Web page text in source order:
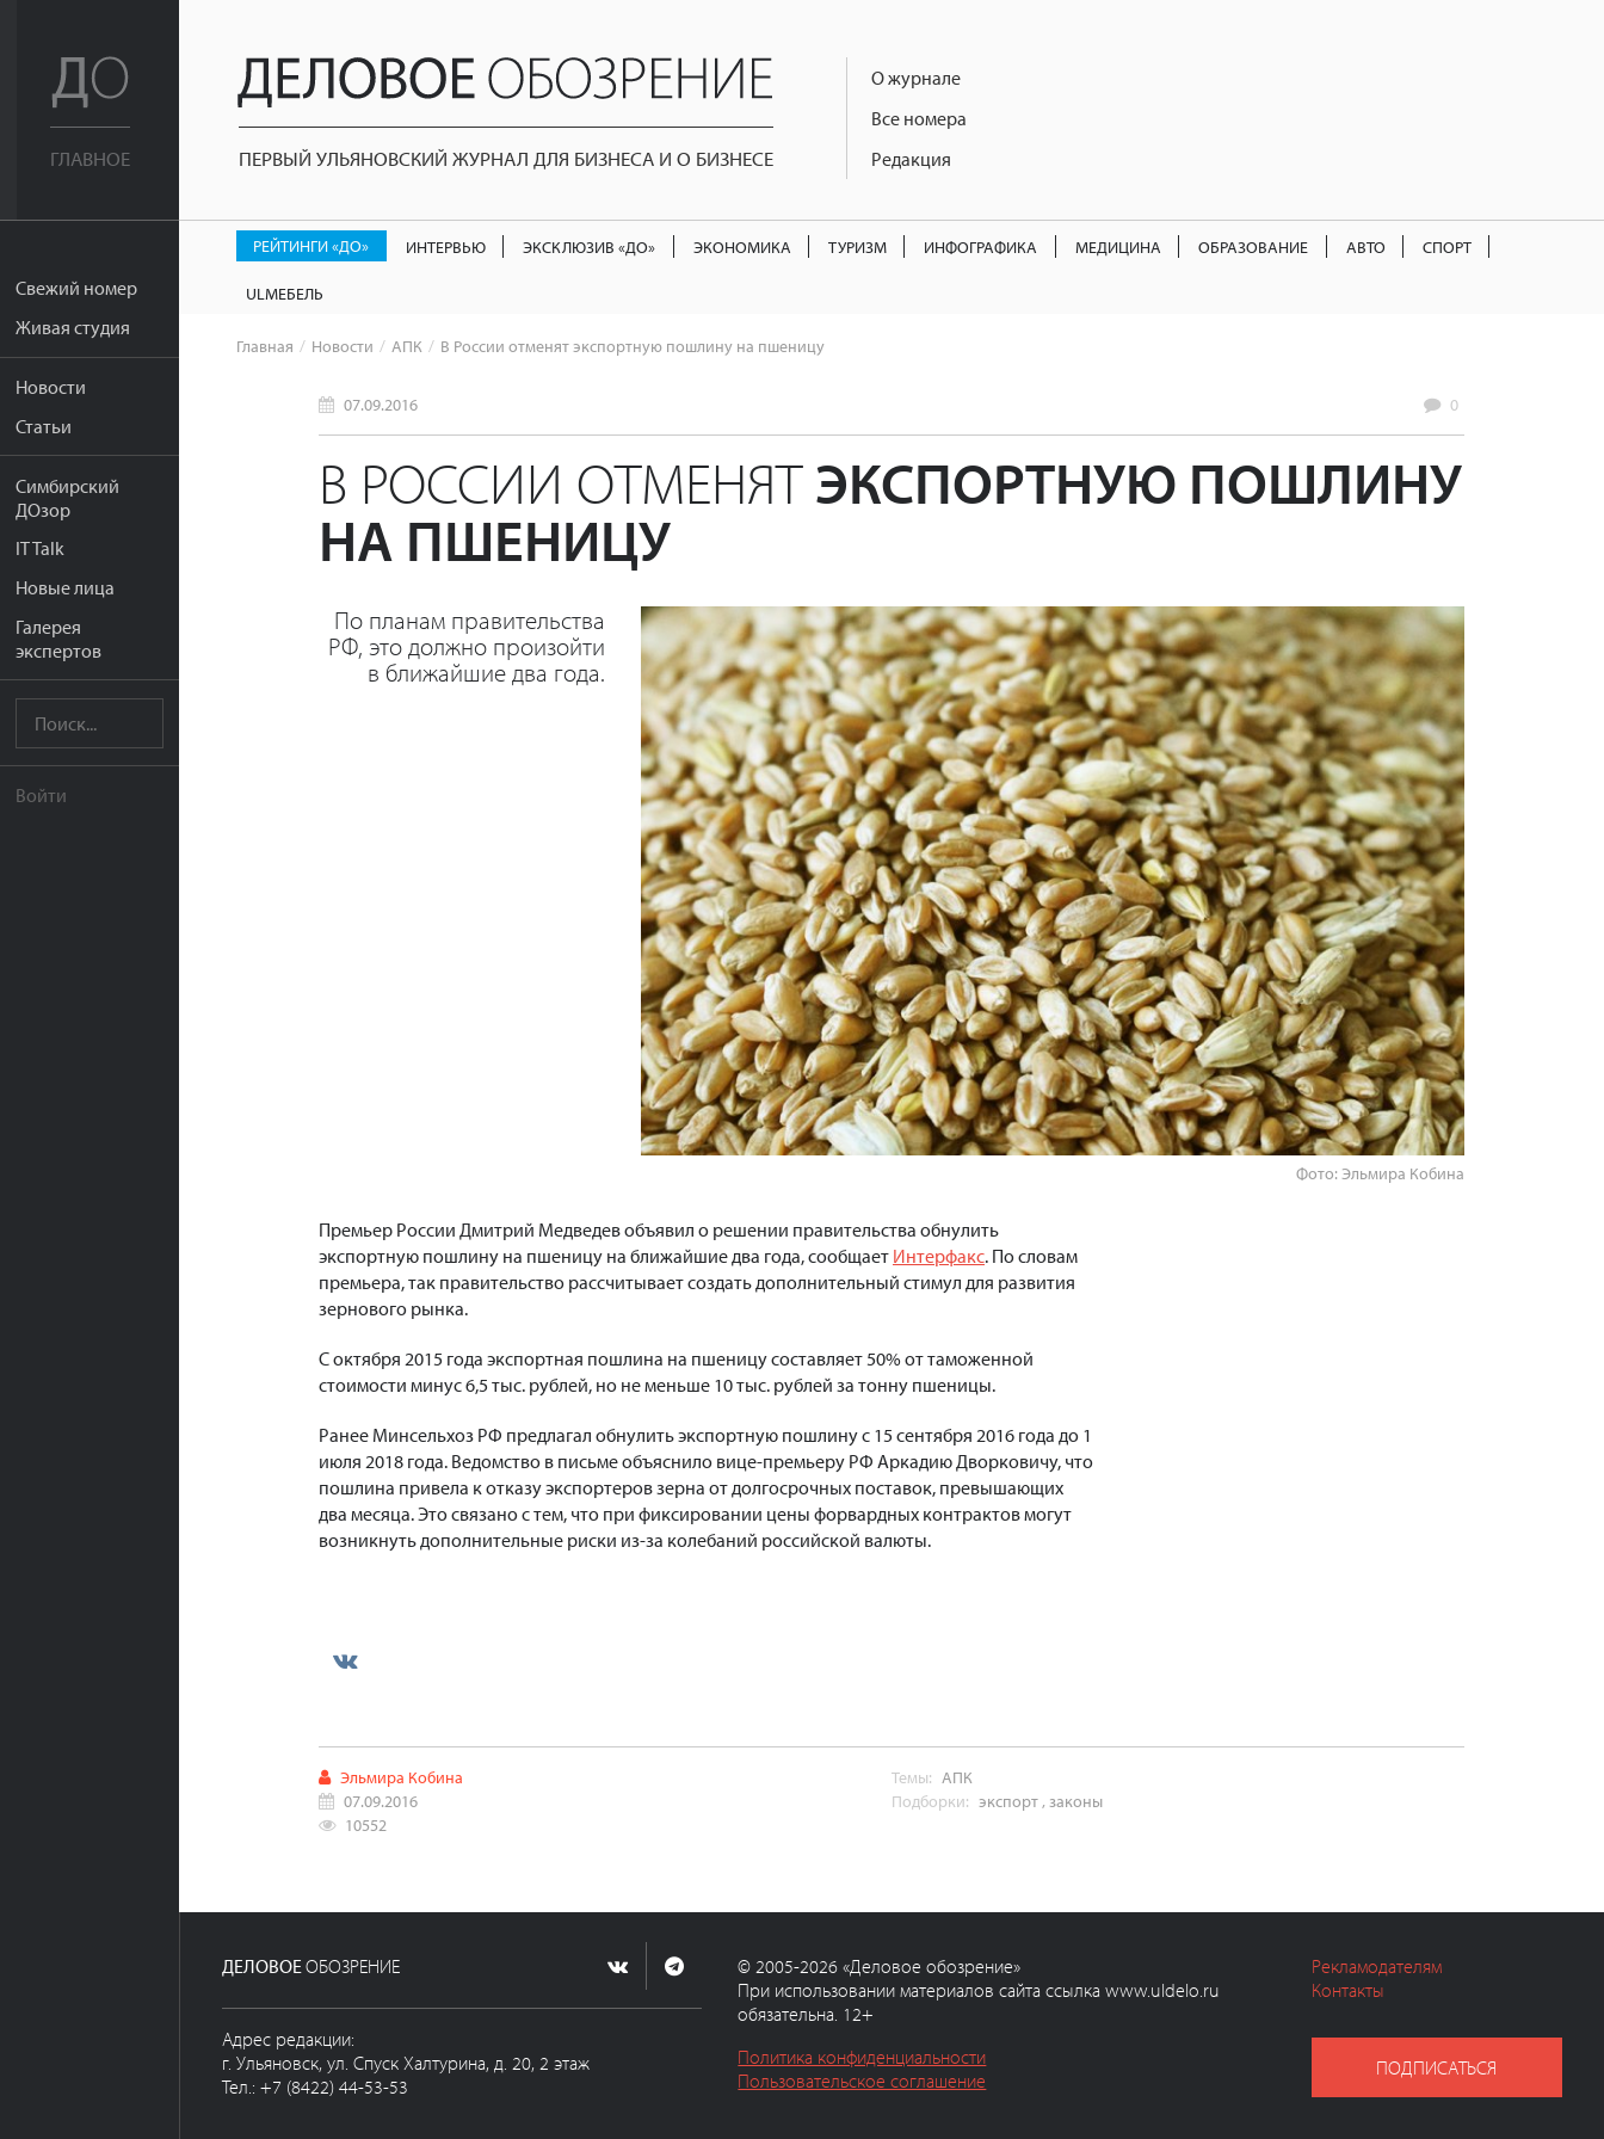
ГЛАВНОЕ
Свежий номер
Живая студия
Новости
Статьи
Симбирский
ДОзор
IT Talk
Новые лица
Галерея
экспертов
Войти
ПЕРВЫЙ УЛЬЯНОВСКИЙ ЖУРНАЛ ДЛЯ БИЗНЕСА И О БИЗНЕСЕ
О журнале
Все номера
Редакция
РЕЙТИНГИ «ДО» ИНТЕРВЬЮ ЭКСКЛЮЗИВ «ДО» ЭКОНОМИКА ТУРИЗМ ИНФОГРАФИКА МЕДИЦИНА ОБРАЗОВАНИЕ АВТО СПОРТ
ULМЕБЕЛЬ
Главная Новости АПК В России отменят экспортную пошлину на пшеницу
07.09.2016 0
В РОССИИ ОТМЕНЯТЭКСПОРТНУЮ ПОШЛИНУ
НА ПШЕНИЦУ
По планам правительства
РФ, это должно произойти
в ближайшие два года.
Фото: Эльмира Кобина
Премьер России Дмитрий Медведев объявил о решении правительства обнулить
экспортную пошлину на пшеницу на ближайшие два года, сообщает Интерфакс. По словам
премьера, так правительство рассчитывает создать дополнительный стимул для развития
зернового рынка.
С октября 2015 года экспортная пошлина на пшеницу составляет 50% от таможенной
стоимости минус 6,5 тыс. рублей, но не меньше 10 тыс. рублей за тонну пшеницы.
Ранее Минсельхоз РФ предлагал обнулить экспортную пошлину с 15 сентября 2016 года до 1
июля 2018 года. Ведомство в письме объяснило вице-премьеру РФ Аркадию Дворковичу, что
пошлина привела к отказу экспортеров зерна от долгосрочных поставок, превышающих
два месяца. Это связано с тем, что при фиксировании цены форвардных контрактов могут
возникнуть дополнительные риски из-за колебаний российской валюты.
Эльмира Кобина
07.09.2016
10552
Темы: АПК
Подборки: экспорт,законы
ДЕЛОВОЕОБОЗРЕНИЕ
Адрес редакции:
г. Ульяновск, ул. Спуск Халтурина, д. 20, 2 этаж
Тел.: +7 (8422) 44-53-53
© 2005-2026 «Деловое обозрение»
При использовании материалов сайта ссылка www.uldelo.ru
обязательна. 12+
Политика конфиденциальности
Пользовательское соглашение
Рекламодателям
Контакты
ПОДПИСАТЬСЯ